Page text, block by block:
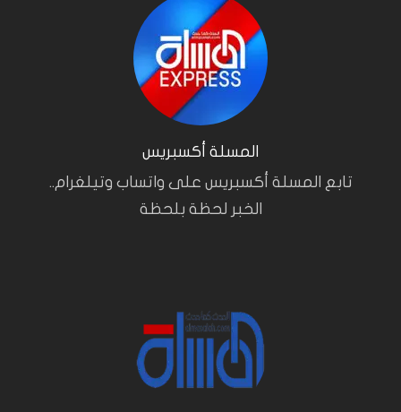
المسلة أكسبريس
تابع المسلة أكسبريس على واتساب وتيلغرام..
الخبر لحظة بلحظة